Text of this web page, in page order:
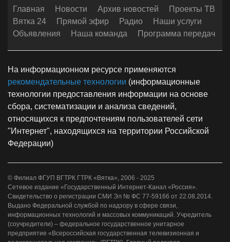
Главная Новости Архив новостей
Проекты ТВ
Вятка 24
Прямой эфир Радио
Наши услуги
Объявления
Наша команда Программа передач
На информационном ресурсе применяются
рекомендательные технологии (информационные
технологии предоставления информации на основе
сбора, систематизации и анализа сведений,
относящихся к предпочтениям пользователей сети
"Интернет", находящихся на территории Российской
Федерации)
© Филиал ФГУП ВГТРК ГТРК «Вятка», 2006 - 2025
Сетевое издание «Государственный Интернет-Канал «Россия».
Свидетельство о регистрации СМИ Эл № ФС 77-59166 от 22.08.2014.
Выдано Федеральной службой по надзору в сфере связи,
информационных технологий и массовых коммуникаций. Учредитель
(соучредители) – федеральное государственное унитарное
предприятие «Всероссийская государственная телевизионная и